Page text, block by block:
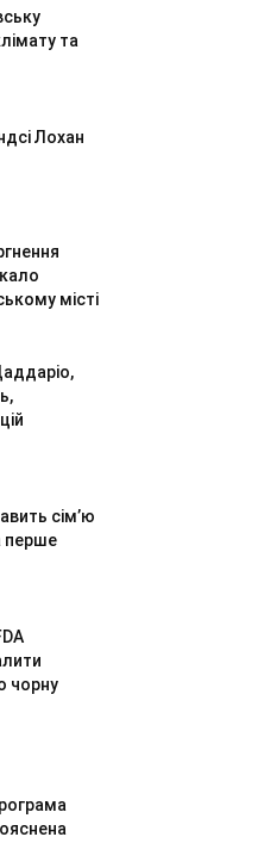
та
Лохан
місті
сім’ю
перше
чорну